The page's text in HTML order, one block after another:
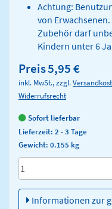
Achtung:
von
Zubehör darf
Kindern unter 6
Preis5,95 €
inkl. MwSt., zzgl.
Widerrufsrecht
Sofort lieferbar
Lieferzeit: 2 - 3 Tage
Gewicht: 0.155 kg
Menge/Pieces
Informationen zur